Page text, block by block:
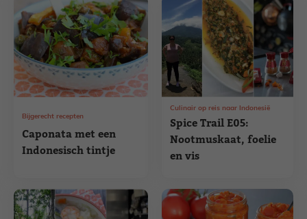
Caponata met een
Indonesisch tintje
Bijgerecht recepten
Spice Trail E05:
Nootmuskaat, foelie
en vis
Culinair op reis naar Indonesië